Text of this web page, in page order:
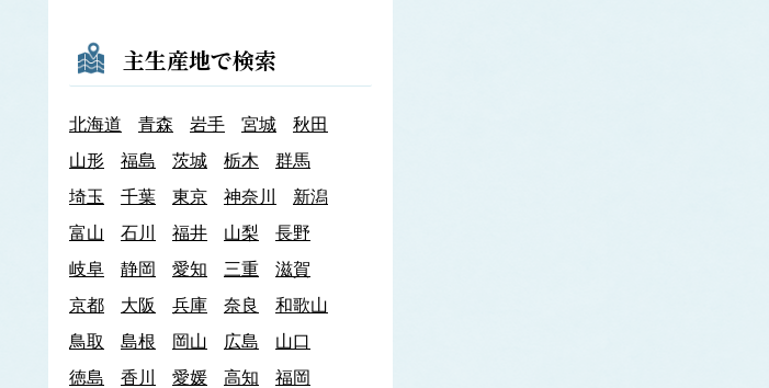
あみ類
アキアミ
アユ
アラメ
エゾアワビ
クロアワビ
マダカアワビ
メガイアワビ
イ
イカナゴ
いか類
アオリイカ
主生産地で検索
北海道 青森 岩手 宮城
秋田
山形
福島 茨城 栃木
群馬
埼玉
千葉 東京 神奈川
新潟
富山
石川 福井 山梨
長野
岐阜
静岡 愛知 三重
滋賀
京都
大阪 兵庫 奈良
和歌山
鳥取
島根 岡山 広島
山口
徳島
香川 愛媛 高知
福岡